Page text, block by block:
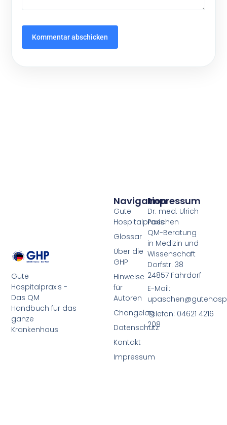
Gute
Hospitalpraxis -
Das QM
Handbuch für das
ganze
Krankenhaus
Navigation
Gute
Hospitalpraxis
Glossar
Über die
GHP
Hinweise
für
Autoren
Changelog
Datenschutz
Kontakt
Impressum
Impressum
Dr. med. Ulrich
Paschen
QM-Beratung
in Medizin und
Wissenschaft
Dorfstr. 38
24857 Fahrdorf
E-Mail:
Telefon: 04621 4216
208